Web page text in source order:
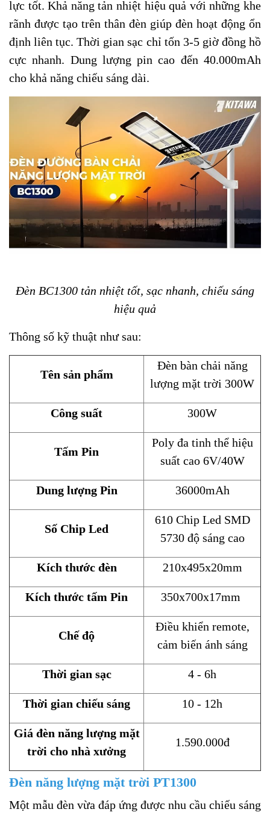
lực tốt. Khả năng tản nhiệt hiệu quả với những khe
rãnh được tạo trên thân đèn giúp đèn hoạt động ổn
định liên tục. Thời gian sạc chỉ tốn 3-5 giờ đồng hồ
cực nhanh. Dung lượng pin cao đến 40.000mAh
cho khả năng chiếu sáng dài.
Đèn BC1300 tản nhiệt tốt, sạc nhanh, chiếu sáng
hiệu quả
Thông số kỹ thuật như sau:
Tên sản phẩm
Đèn bàn chải năng
lượng mặt trời 300W
Công suất 300W
Tấm Pin
Poly đa tinh thể hiệu
suất cao 6V/40W
Dung lượng Pin 36000mAh
Số Chip Led
610 Chip Led SMD
5730 độ sáng cao
Kích thước đèn 210x495x20mm
Kích thước tấm Pin 350x700x17mm
Chế độ
Điều khiển remote,
cảm biến ánh sáng
Thời gian sạc 4 - 6h
Thời gian chiếu sáng 10 - 12h
Giá đèn năng lượng mặt
trời cho nhà xưởng
1.590.000đ
Đèn năng lượng mặt trời PT1300
Một mẫu đèn vừa đáp ứng được nhu cầu chiếu sáng